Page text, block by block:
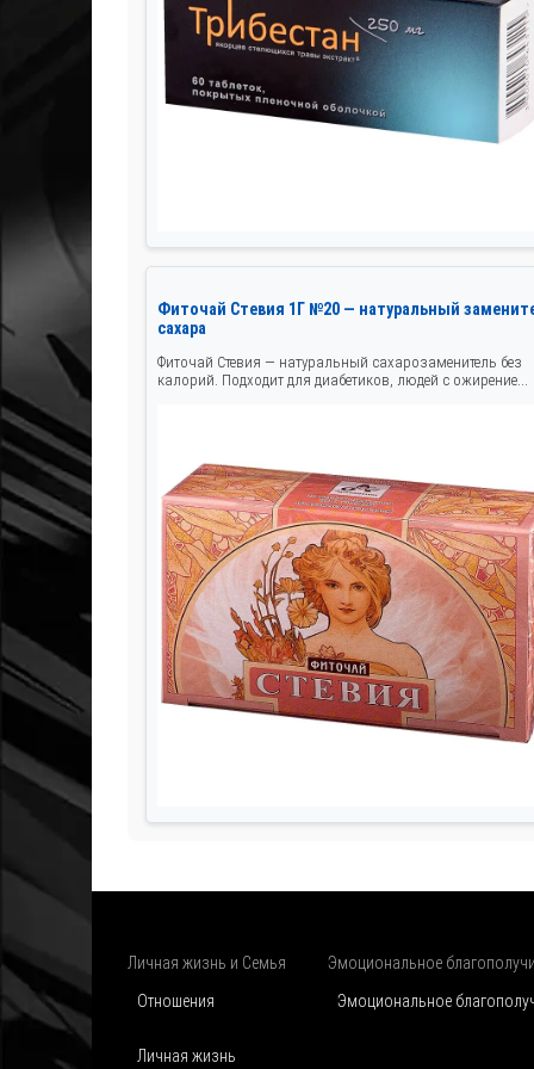
Фиточай Стевия 1Г №20 — натуральный
сахара
Фиточай Стевия — натуральный сахарозаменитель без
калорий. Подходит для диабетиков, людей с ожирение...
Личная жизнь и Семья
Отношения
Личная жизнь
Эмоциональное
Эмоциональное